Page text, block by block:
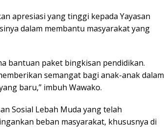
apresiasi yang tinggi kepada Yayasan
dalam membantu masyarakat yang
bantuan paket bingkisan pendidikan.
semangat bagi anak-anak dalam
baru,” imbuh Wawako.
Sosial Lebah Muda yang telah
beban masyarakat, khususnya di